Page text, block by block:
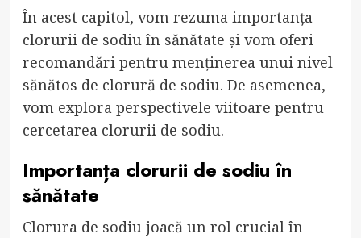
În acest capitol, vom rezuma importanța
clorurii de sodiu în sănătate și vom oferi
recomandări pentru menținerea unui nivel
sănătos de clorură de sodiu. De asemenea,
vom explora perspectivele viitoare pentru
cercetarea clorurii de sodiu.
Importanța clorurii de sodiu în
sănătate
Clorura de sodiu joacă un rol crucial în